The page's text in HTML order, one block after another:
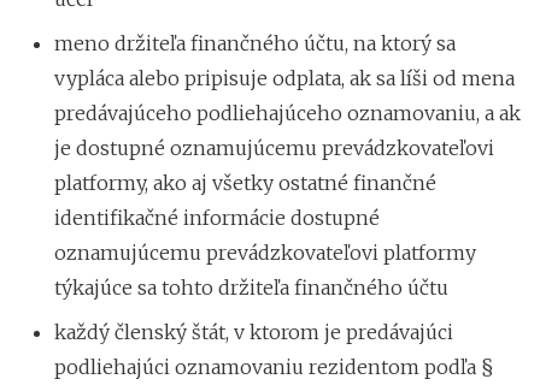
meno držiteľa finančného účtu, na ktorý sa
vypláca alebo pripisuje odplata, ak sa líši od mena
predávajúceho podliehajúceho oznamovaniu, a ak
je dostupné oznamujúcemu prevádzkovateľovi
platformy, ako aj všetky ostatné finančné
identifikačné informácie dostupné
oznamujúcemu prevádzkovateľovi platformy
týkajúce sa tohto držiteľa finančného účtu
každý členský štát, v ktorom je predávajúci
podliehajúci oznamovaniu rezidentom podľa §